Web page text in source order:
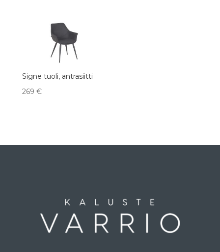
Signe tuoli, antrasiitti
269 €